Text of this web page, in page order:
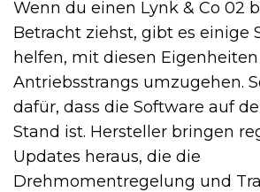
Wenn du einen Lynk & Co 02
Betracht ziehst, gibt es einige
helfen, mit diesen
Antriebsstrangs umzugehen.
dafür, dass die Software auf
Stand ist. Hersteller bringen
Updates heraus, die die
Drehmomentregelung und